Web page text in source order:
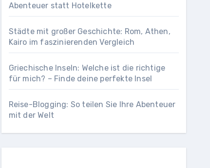
Abenteuer statt Hotelkette
Städte mit großer Geschichte: Rom, Athen,
Kairo im faszinierenden Vergleich
Griechische Inseln: Welche ist die richtige
für mich? – Finde deine perfekte Insel
Reise-Blogging: So teilen Sie Ihre Abenteuer
mit der Welt